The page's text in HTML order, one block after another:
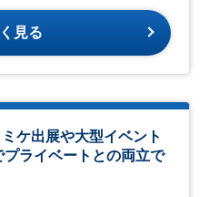
見る
ケ出展や大型イベント
ライベートとの両立で